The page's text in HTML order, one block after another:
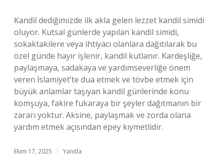
Kandil dediğimizde ilk akla gelen lezzet kandil simidi
oluyor. Kutsal günlerde yapılan kandil simidi,
sokaktakilere veya ihtiyacı olanlara dağıtılarak bu
özel günde hayır işlenir, kandil kutlanır. Kardeşliğe,
paylaşmaya, sadakaya ve yardımseverliğe önem
veren İslamiyet’te dua etmek ve tövbe etmek için
büyük anlamlar taşıyan kandil günlerinde konu
komşuya, fakire fukaraya bir şeyler dağıtmanın bir
zararı yoktur. Aksine, paylaşmak ve zorda olana
yardım etmek açısından epey kıymetlidir.
Ekim 17, 2025 Yanıtla